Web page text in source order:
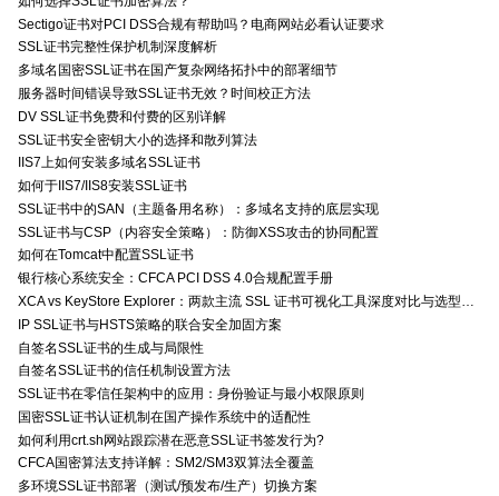
Sectigo证书对PCI DSS合规有帮助吗？电商网站必看认证要求
SSL证书完整性保护机制深度解析
多域名国密SSL证书在国产复杂网络拓扑中的部署细节
服务器时间错误导致SSL证书无效？时间校正方法
DV SSL证书免费和付费的区别详解
SSL证书安全密钥大小的选择和散列算法
IIS7上如何安装多域名SSL证书
如何于IIS7/IIS8安装SSL证书
SSL证书中的SAN（主题备用名称）：多域名支持的底层实现
SSL证书与CSP（内容安全策略）：防御XSS攻击的协同配置
如何在Tomcat中配置SSL证书
银行核心系统安全：CFCA PCI DSS 4.0合规配置手册
XCA vs KeyStore Explorer：两款主流 SSL 证书可视化工具深度对比与选型指南
IP SSL证书与HSTS策略的联合安全加固方案
自签名SSL证书的生成与局限性
自签名SSL证书的信任机制设置方法
SSL证书在零信任架构中的应用：身份验证与最小权限原则
国密SSL证书认证机制在国产操作系统中的适配性
如何利用crt.sh网站跟踪潜在恶意SSL证书签发行为?
CFCA国密算法支持详解：SM2/SM3双算法全覆盖
多环境SSL证书部署（测试/预发布/生产）切换方案